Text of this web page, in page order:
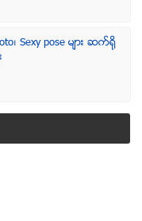
၊ Sexy pose မ်ား ဆက္ရို